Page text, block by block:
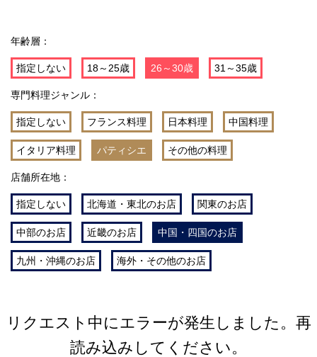
年齢層：
指定しない 18～25歳 26～30歳 31～35歳
専門料理ジャンル：
指定しない フランス料理 日本料理 中国料理
イタリア料理 パティシエ その他の料理
店舗所在地：
指定しない 北海道・東北のお店 関東のお店
中部のお店 近畿のお店 中国・四国のお店
九州・沖縄のお店 海外・その他のお店
リクエスト中にエラーが発生しました。再
読み込みしてください。